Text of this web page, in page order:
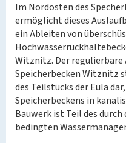
Im Nordosten des
ermöglicht dieses
ein Ableiten von
Witznitz. Der regulierbare
Speicherbecken Witznitz
des Teilstücks der Eula
Speicherbeckens in
Bauwerk ist Teil des
bedingten